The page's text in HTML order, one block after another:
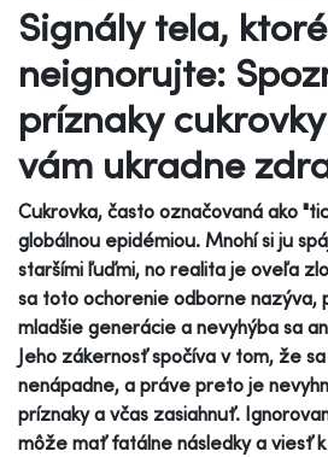
Signály tela, ktoré
neignorujte:
príznaky
vám ukradne
Cukrovka, často označovaná ako
globálnou epidémiou. Mnohí si ju
staršími ľuďmi, no realita je oveľa
sa toto ochorenie odborne nazýva,
mladšie generácie a nevyhýba sa
Jeho zákernosť spočíva v tom, že
nenápadne, a práve preto je
príznaky a včas zasiahnuť.
môže mať fatálne následky a viesť